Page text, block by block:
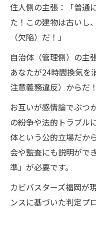
住人側の主張：「普通
た！この建物は古いし
（欠陥）だ！」
自治体（管理側）の主
あなたが24時間換気を
注意義務違反）からだ！
お互いが感情論でぶつ
の紛争や法的トラブル
体という公的立場だか
会や監査にも説明がで
準」が必要です。
カビバスターズ福岡が
ンスに基づいた判定プ